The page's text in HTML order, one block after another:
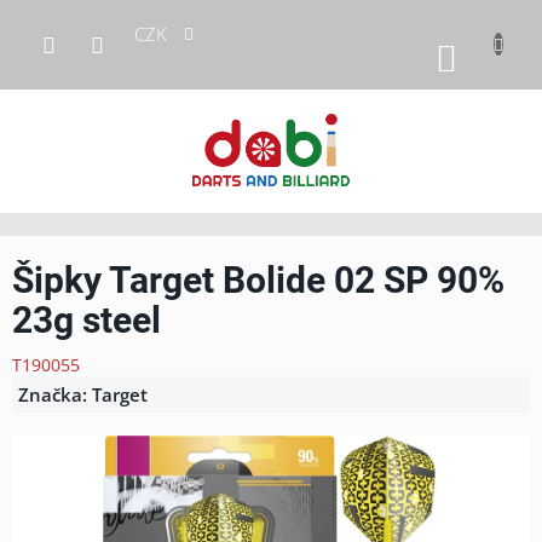
obsah
CZK
KOŠÍK
Šipky Target Bolide 02 SP 90%
23g steel
T190055
Značka: Target